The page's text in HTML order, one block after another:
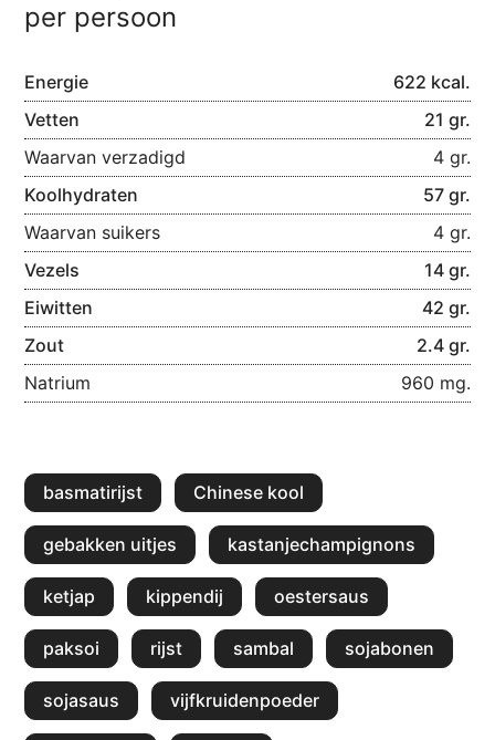
per persoon
Energie
622 kcal.
Vetten
21 gr.
Waarvan verzadigd
4 gr.
Koolhydraten
57 gr.
Waarvan suikers
4 gr.
Vezels
14 gr.
Eiwitten
42 gr.
Zout
2.4 gr.
Natrium
960 mg.
basmatirijst Chinese kool
gebakken uitjes kastanjechampignons
ketjap kippendij oestersaus
paksoi rijst sambal sojabonen
sojasaus vijfkruidenpoeder